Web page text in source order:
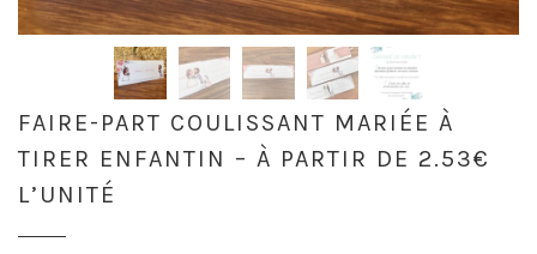
FAIRE-PART COULISSANT MARIÉE À
TIRER ENFANTIN – À PARTIR DE 2.53€
L’UNITÉ